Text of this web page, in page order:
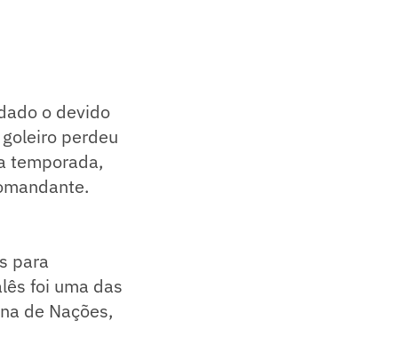
o devido
perdeu
temporada,
para
foi uma das
de Nações,